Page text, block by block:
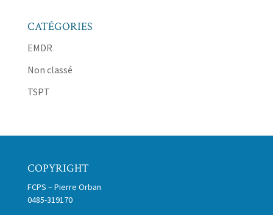
CATÉGORIES
EMDR
Non classé
TSPT
COPYRIGHT
FCPS – Pierre Orban
0485-319170